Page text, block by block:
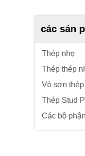
các sản
Thép nhẹ
Thép thép
Vỏ sơn thép
Thép Stud
Các bộ